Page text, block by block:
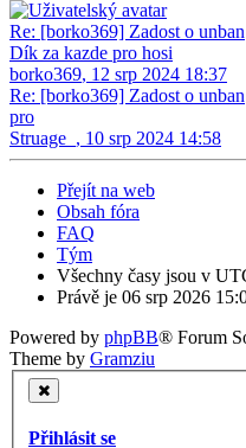
Re: [borko369] Zadost o unban
Dík za kazde pro hosi
borko369, 12 srp 2024 18:37
Re: [borko369] Zadost o unban
pro
Struage_ , 10 srp 2024 14:58
Přejít na web
Obsah fóra
FAQ
Tým
Všechny časy jsou v
Právě je 06 srp 2026
Powered by phpBB® Forum
Theme by Gramziu
Přihlásit se